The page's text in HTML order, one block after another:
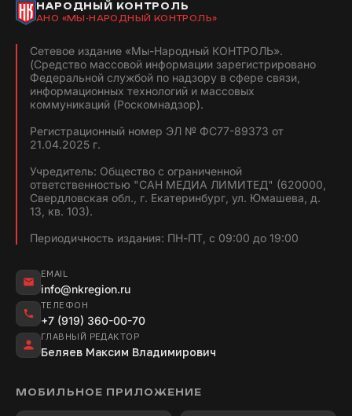
НАРОДНЫЙ КОНТРОЛЬ
АНО «МЫ-НАРОДНЫЙ КОНТРОЛЬ»
Сетевое издание «Мы-Народный КОНТРОЛЬ».
(Средство массовой информации зарегистрировано
Федеральной службой по надзору в сфере связи,
информационных технологий и массовых
коммуникаций (Роскомнадзор).
Регистрационный номер ЭЛ № ФС77-89373 от
21.04.2025 г.
Учредитель: Общество с ограниченной
ответственностью "САН МЕДИА ЛИМИТЕД" (620000,
Свердловская обл., г. Екатеринбург, ул. Юмашева, д.
13, кв. 103).
Периодичность издания: ПН-ПТ, с 09:00 до 19:00
EMAIL
info@nkregion.ru
ТЕЛЕФОН
+7 (919) 360-00-70
ГЛАВНЫЙ РЕДАКТОР
Беляев Максим Владимирович
МОБИЛЬНОЕ ПРИЛОЖЕНИЕ